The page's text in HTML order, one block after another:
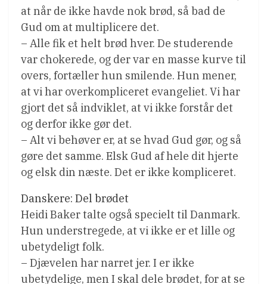
at når de ikke havde nok brød, så bad de
Gud om at multiplicere det.
– Alle fik et helt brød hver. De studerende
var chokerede, og der var en masse kurve til
overs, fortæller hun smilende. Hun mener,
at vi har overkompliceret evangeliet. Vi har
gjort det så indviklet, at vi ikke forstår det
og derfor ikke gør det.
– Alt vi behøver er, at se hvad Gud gør, og så
gøre det samme. Elsk Gud af hele dit hjerte
og elsk din næste. Det er ikke kompliceret.
Danskere: Del brødet
Heidi Baker talte også specielt til Danmark.
Hun understregede, at vi ikke er et lille og
ubetydeligt folk.
– Djævelen har narret jer. I er ikke
ubetydelige, men I skal dele brødet, for at se